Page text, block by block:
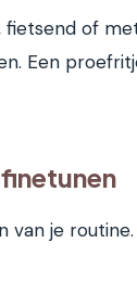
of
Een
van je